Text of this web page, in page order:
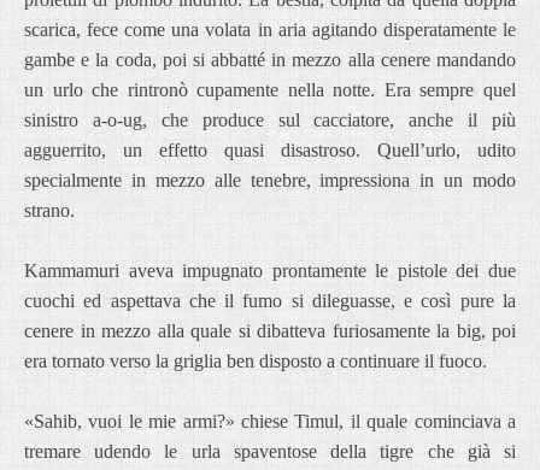
scarica, fece come una volata in aria agitando disperatamente le
gambe e la coda, poi si abbatté in mezzo alla cenere mandando
un urlo che rintronò cupamente nella notte. Era sempre quel
sinistro a-o-ug, che produce sul cacciatore, anche il più
agguerrito, un effetto quasi disastroso. Quell’urlo, udito
specialmente in mezzo alle tenebre, impressiona in un modo
strano.
Kammamuri aveva impugnato prontamente le pistole dei due
cuochi ed aspettava che il fumo si dileguasse, e così pure la
cenere in mezzo alla quale si dibatteva furiosamente la big, poi
era tornato verso la griglia ben disposto a continuare il fuoco.
«Sahib, vuoi le mie armi?» chiese Timul, il quale cominciava a
tremare udendo le urla spaventose della tigre che già si